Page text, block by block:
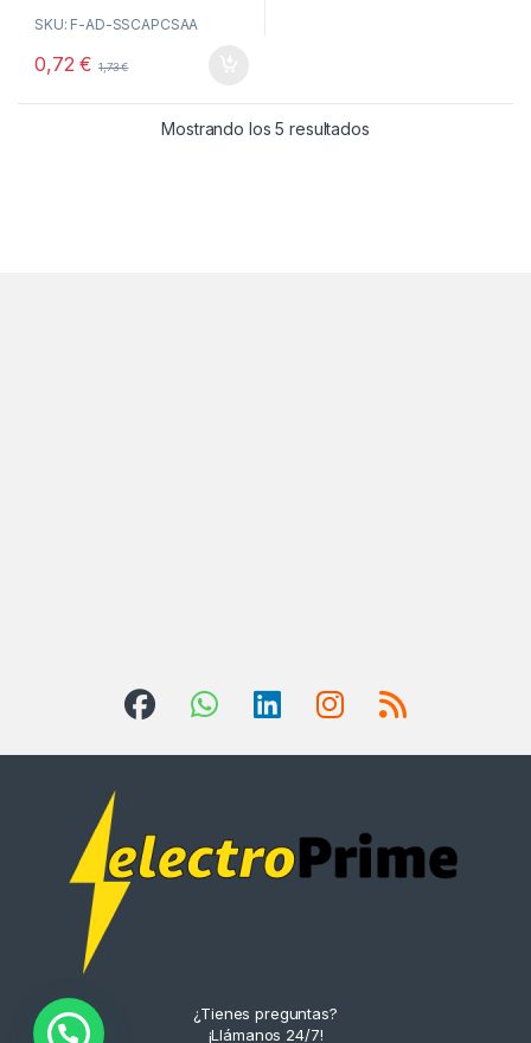
u
f
SKU: F-AD-SSCAPCSAA
0,72€ 1,73€
Mostrando los 5 resultadosOrdenado por
¿Tienes preguntas?
¡Llámanos 24/7!